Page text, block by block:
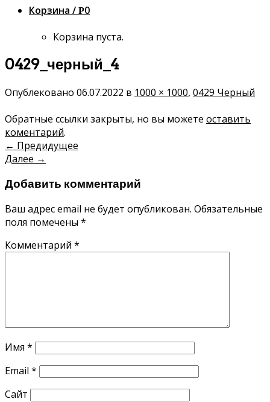
Корзина / Р0
Корзина пуста.
0429_черный_4
Опублековано 06.07.2022 в 1000 × 1000, 0429 Черный
Обратные ссылки закрыты, но вы можете оставить
коментарий.
← Предидущее
Далее →
Добавить комментарий
Ваш адрес email не будет опубликован. Обязательные
поля помечены *
Комментарий *
Имя *
Email *
Сайт